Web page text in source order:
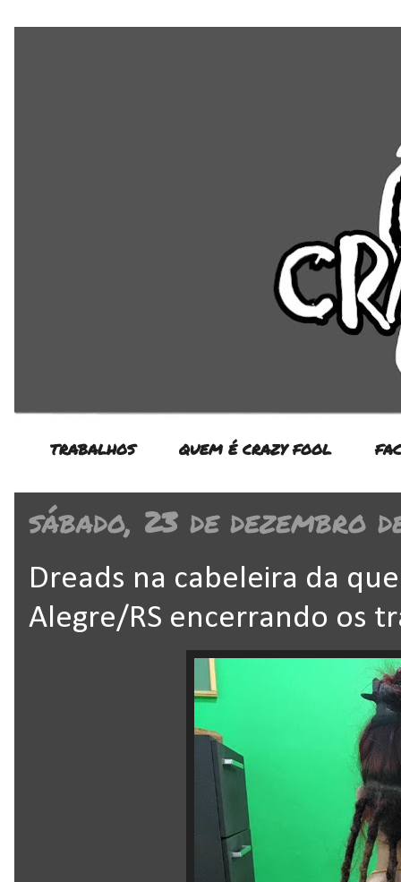
TRABALHOS QUEM É CRAZY FOOL
sábado, 23 de dezembro
Dreads na cabeleira da
Alegre/RS encerrando os